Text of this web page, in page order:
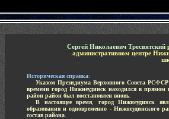
Сергей Николаевич Тресвятский
административном центре
Историческая справка:
Указом Президиума Верховного Совета РСФСР
времени город Нижнеудинск находился в прямом
район район был восстановлен вновь
В настоящее время
город Нижнеудинск
образования и одновременно - Нижнеудинского
состав района